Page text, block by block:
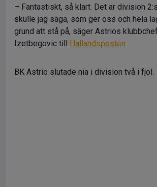
– Fantastiskt, så klart. Det är division
skulle jag säga, som ger oss och hela
grund att stå på, säger Astrios
Izetbegovic till Hallandsposten.
BK Astrio slutade nia i division två i fjol.